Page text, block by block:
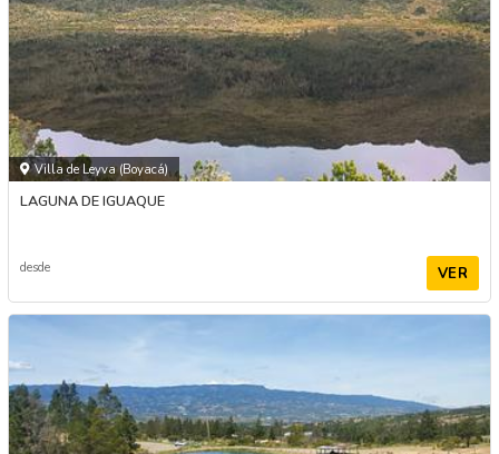
Villa de Leyva (Boyacá)
LAGUNA DE IGUAQUE
desde VER